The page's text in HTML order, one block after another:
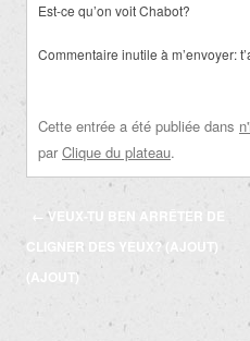
Est-ce qu’on voit Chabot?
Commentaire inutile à m’envoyer:
Cette entrée a été publiée dans
par Clique du plateau.
Navigation
des
articles
← VEUX-TU BEN ARRÊTER DE
CLIGNER DES YEUX? (AJOUT)
(AJOUT)